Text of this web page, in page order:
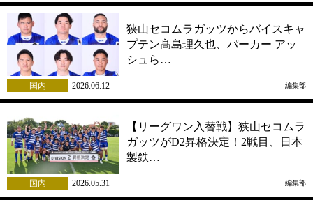
狭山セコムラガッツからバイスキャ
プテン髙島理久也、パーカー アッ
シュら…
国内 2026.06.12 編集部
【リーグワン入替戦】狭山セコムラ
ガッツがD2昇格決定！2戦目、日本
製鉄…
国内 2026.05.31 編集部